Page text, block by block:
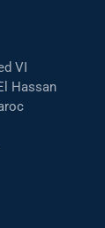
VI
Hassan